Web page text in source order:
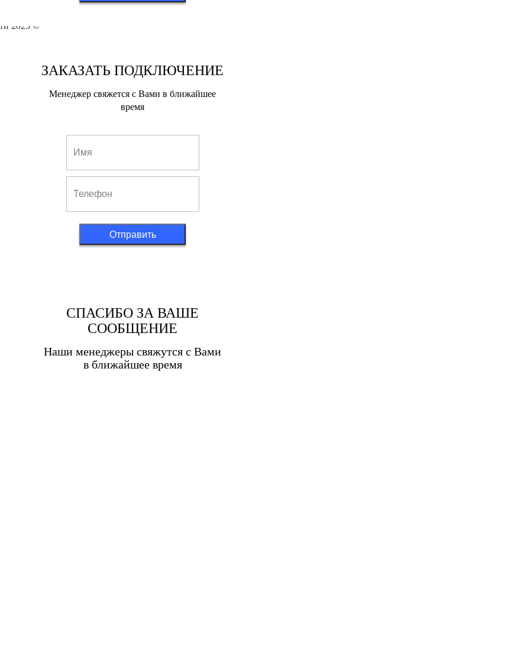
2025 ©
ЗАКАЗАТЬ ПОДКЛЮЧЕНИЕ
Менеджер свяжется с Вами в ближайшее
время
Отправить
СПАСИБО ЗА ВАШЕ
СООБЩЕНИЕ
Наши менеджеры свяжутся с Вами
в ближайшее время